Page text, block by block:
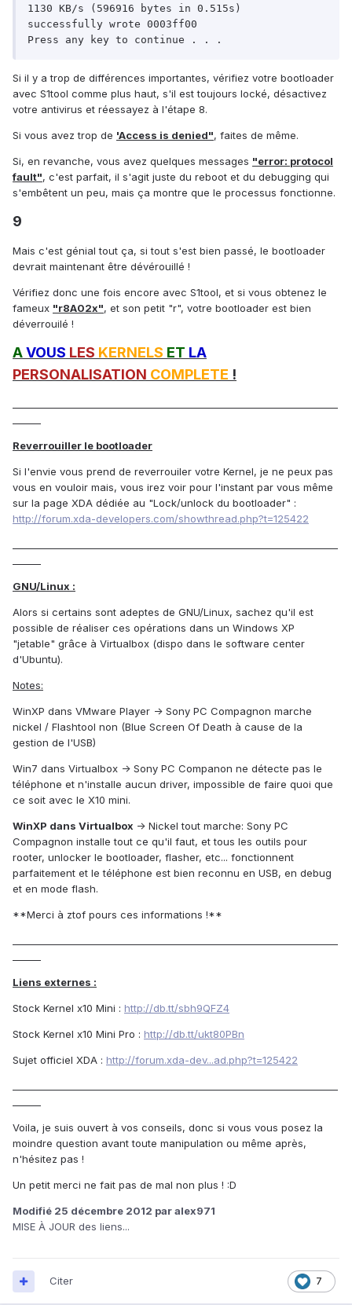
1130 KB/s (596916 bytes in 0.515s)
successfully wrote 0003ff00
Si il y a trop de différences importantes, vérifiez votre bootloader
avec S1tool comme plus haut, s'il est toujours locké, désactivez
votre antivirus et réessayez à l'étape 8.
Si vous avez trop de 'Access is denied", faites de même.
Si, en revanche, vous avez quelques messages "error: protocol
fault", c'est parfait, il s'agit juste du reboot et du debugging qui
s'embêtent un peu, mais ça montre que le processus fonctionne.
9
Mais c'est génial tout ça, si tout s'est bien passé, le bootloader
devrait maintenant être dévérouillé !
Vérifiez donc une fois encore avec S1tool, et si vous obtenez le
fameux "r8A02x", et son petit "r", votre bootloader est bien
déverrouilé !
AVOUS LES KERNELS ET LA
PERSONALISATION COMPLETE !
Reverrouiller le bootloader
Si l'envie vous prend de reverrouiler votre Kernel, je ne peux pas
vous en vouloir mais, vous irez voir pour l'instant par vous même
sur la page XDA dédiée au "Lock/unlock du bootloader" :
http://forum.xda-developers.com/showthread.php?t=125422
GNU/Linux :
Alors si certains sont adeptes de GNU/Linux, sachez qu'il est
possible de réaliser ces opérations dans un Windows XP
"jetable" grâce à Virtualbox (dispo dans le software center
d'Ubuntu).
Notes:
WinXP dans VMware Player -> Sony PC Compagnon marche
nickel / Flashtool non (Blue Screen Of Death à cause de la
gestion de l'USB)
Win7 dans Virtualbox -> Sony PC Companon ne détecte pas le
téléphone et n'installe aucun driver, impossible de faire quoi que
ce soit avec le X10 mini.
WinXP dans Virtualbox -> Nickel tout marche: Sony PC
Compagnon installe tout ce qu'il faut, et tous les outils pour
rooter, unlocker le bootloader, flasher, etc... fonctionnent
parfaitement et le téléphone est bien reconnu en USB, en debug
et en mode flash.
**Merci à ztof pours ces informations !**
Liens externes :
Stock Kernel x10 Mini : http://db.tt/sbh9QFZ4
Stock Kernel x10 Mini Pro : http://db.tt/ukt80PBn
Sujet officiel XDA : http://forum.xda-dev...ad.php?t=125422
Voila, je suis ouvert à vos conseils, donc si vous vous posez la
moindre question avant toute manipulation ou même après,
n'hésitez pas !
Un petit merci ne fait pas de mal non plus ! :D
Modifié 25 décembre 2012 par alex971
MISE À JOUR des liens...
7
Citer